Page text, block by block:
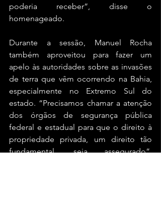
poderia receber”, disse o
homenageado.
Durante a sessão, Manuel Rocha
também aproveitou para fazer um
apelo às autoridades sobre as invasões
de terra que vêm ocorrendo na Bahia,
especialmente no Extremo Sul do
estado. “Precisamos chamar a atenção
dos órgãos de segurança pública
federal e estadual para que o direito à
propriedade privada, um direito tão
fundamental, seja assegurado”,